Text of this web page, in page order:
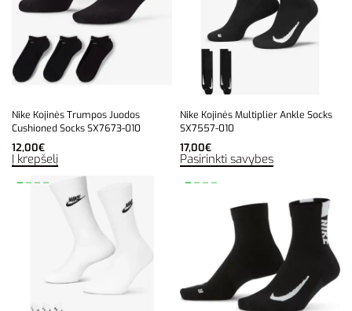
Nike Kojinės Trumpos Juodos
Cushioned Socks SX7673-010
12,00€
Į krepšelį
Nike Kojinės Multiplier Ankle Socks
SX7557-010
17,00€
Pasirinkti savybes